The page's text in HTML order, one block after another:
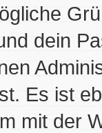
dein
Es ist
mit der